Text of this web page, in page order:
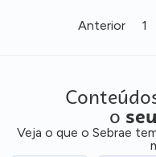
Anterior 1
o
Veja o que o Sebrae